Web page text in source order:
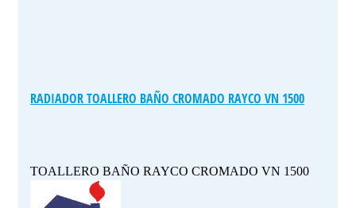
RADIADOR TOALLERO BAÑO CROMADO RAYCO VN 1500
TOALLERO BAÑO RAYCO CROMADO VN 1500